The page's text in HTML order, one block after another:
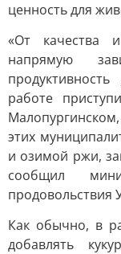
ценность для
«От качества
напрямую
работе
этих
и озимой ржи,
сообщил
продовольствия
Как обычно, в
добавлять